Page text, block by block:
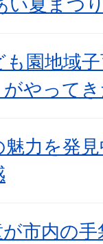
い夏まつ
園地域
がやって
力を発
市内の